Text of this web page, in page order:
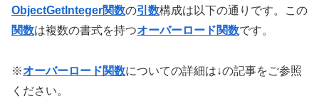
ObjectGetInteger関数の引数構成は以下の通りです。この
関数は複数の書式を持つオーバーロード関数です。
※オーバーロード関数についての詳細は↓の記事をご参照
ください。